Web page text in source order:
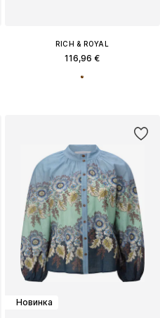
RICH & ROYAL
116,96 €
Новинка